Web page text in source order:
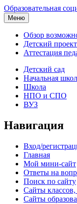
Образовательная
Меню
Обзор
Детский
Аттестация
Детский сад
Начальная
Школа
НПО и СПО
ВУЗ
Навигация
Вход/
Главная
Мой мини-сайт
Ответы на
Поиск по сайту
Сайты
Сайты